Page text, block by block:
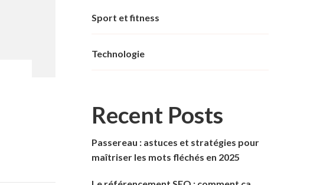
Sport et fitness
Technologie
Recent Posts
Passereau : astuces et stratégies pour
maîtriser les mots fléchés en 2025